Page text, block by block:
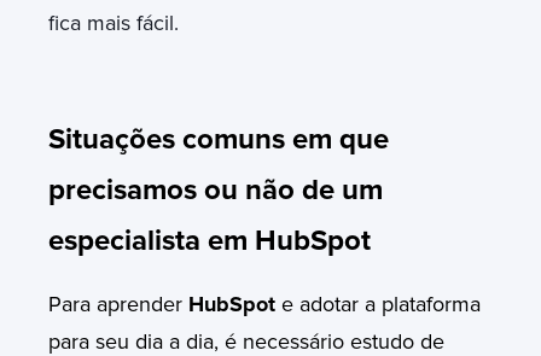
fica mais fácil.
Situações comuns em que
precisamos ou não de um
especialista em HubSpot
Para aprender HubSpot e adotar a plataforma
para seu dia a dia, é necessário estudo de